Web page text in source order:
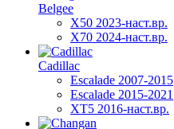
Belgee
X50 2023-наст.вр.
X70 2024-наст.вр.
Cadillac
Escalade 2007-2015
Escalade 2015-2021
XT5 2016-наст.вр.